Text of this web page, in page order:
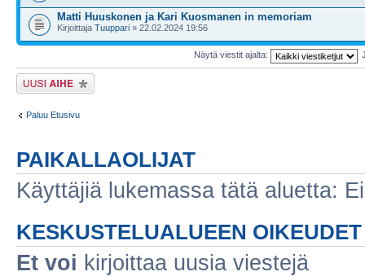
Matti Huuskonen ja Kari Kuosmanen in memoriam
Kirjoittaja Tuuppari » 22.02.2024 19:56
Näytä viestit ajalta:
Lähetä uusi viesti
Paluu Etusivu
PAIKALLAOLIJAT
Käyttäjiä lukemassa tätä aluetta:
KESKUSTELUALUEEN OIKEUDET
Et voi kirjoittaa uusia viestejä